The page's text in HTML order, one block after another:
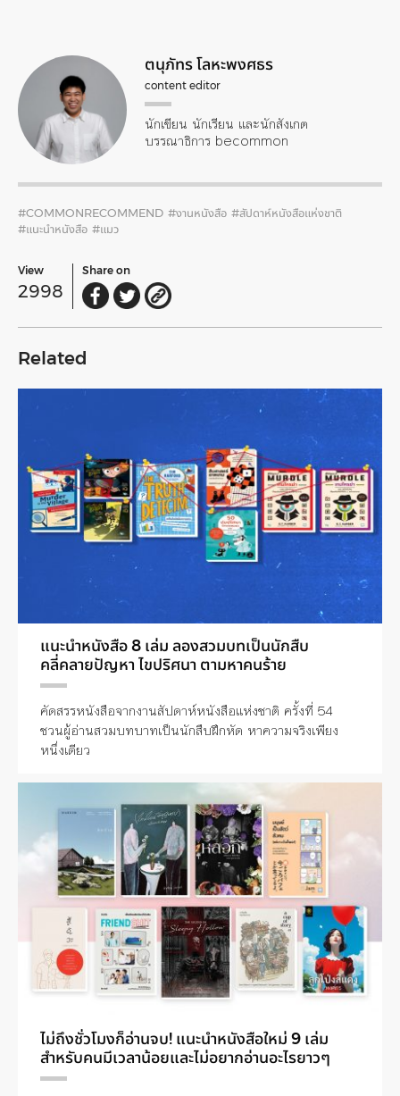
ตนุภัทร โลหะพงศธร
content editor
นักเขียน นักเรียน และนักสังเกต
บรรณาธิการ becommon
#COMMONRECOMMEND #งานหนังสือ #สัปดาห์หนังสือแห่งชาติ
#แนะนำหนังสือ #แมว
View
2998
Share on
Related
แนะนำหนังสือ 8 เล่ม ลองสวมบทเป็นนักสืบ
คลี่คลายปัญหา ไขปริศนา ตามหาคนร้าย
คัดสรรหนังสือจากงานสัปดาห์หนังสือแห่งชาติ ครั้งที่ 54
ชวนผู้อ่านสวมบทบาทเป็นนักสืบฝึกหัด หาความจริงเพียง
หนึ่งเดียว
ไม่ถึงชั่วโมงก็อ่านจบ! แนะนำหนังสือใหม่ 9 เล่ม
สำหรับคนมีเวลาน้อยและไม่อยากอ่านอะไรยาวๆ